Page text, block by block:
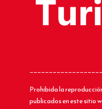
Prohibida la
publicados en este sitio